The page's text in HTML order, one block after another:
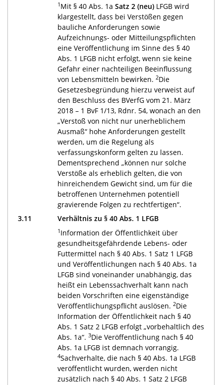
1 Mit § 40 Abs. 1a Satz 2 (neu) LFGB wird
klargestellt, dass bei Verstößen gegen
bauliche Anforderungen sowie
Aufzeichnungs- oder Mitteilungspflichten
eine Veröffentlichung im Sinne des § 40
Abs. 1 LFGB nicht erfolgt, wenn sie keine
Gefahr einer nachteiligen Beeinflussung
von Lebensmitteln bewirken. 2Die
Gesetzesbegründung hierzu verweist auf
den Beschluss des BVerfG vom 21. März
2018 – 1 BvF 1/13, Rdnr. 54, wonach an den
„Verstoß von nicht nur unerheblichem
Ausmaß“ hohe Anforderungen gestellt
werden, um die Regelung als
verfassungskonform gelten zu lassen.
Dementsprechend „können nur solche
Verstöße als erheblich gelten, die von
hinreichendem Gewicht sind, um für die
betroffenen Unternehmen potentiell
gravierende Folgen zu rechtfertigen“.
3.11
Verhältnis zu § 40 Abs. 1 LFGB
1 Information der Öffentlichkeit über
gesundheitsgefährdende Lebens- oder
Futtermittel nach § 40 Abs. 1 Satz 1 LFGB
und Veröffentlichungen nach § 40 Abs. 1a
LFGB sind voneinander unabhängig, das
heißt ein Lebenssachverhalt kann nach
beiden Vorschriften eine eigenständige
Veröffentlichungspflicht auslösen. 2Die
Information der Öffentlichkeit nach § 40
Abs. 1 Satz 2 LFGB erfolgt „vorbehaltlich des
Abs. 1a“. 3Die Veröffentlichung nach § 40
Abs. 1a LFGB ist demnach vorrangig.
4Sachverhalte, die nach § 40 Abs. 1a LFGB
veröffentlicht wurden, werden nicht
zusätzlich nach § 40 Abs. 1 Satz 2 LFGB